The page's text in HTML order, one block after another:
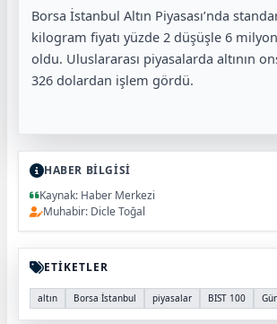
Borsa İstanbul Altın Piyasası’nda
kilogram fiyatı yüzde 2 düşüşle 6
oldu. Uluslararası piyasalarda altının
326 dolardan işlem gördü.
HABER BİLGİSİ
Kaynak: Haber Merkezi
Muhabir: Dicle Toğal
ETİKETLER
altın Borsa İstanbul piyasalar BIST 100